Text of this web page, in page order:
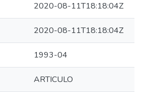
2020-08-11T18:18:04Z
2020-08-11T18:18:04Z
1993-04
ARTICULO